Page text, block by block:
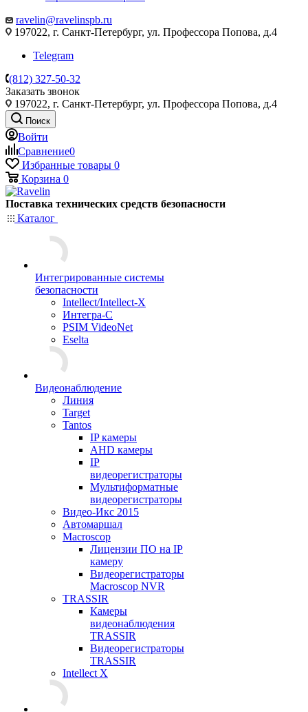
ravelin@ravelinspb.ru
197022, г. Санкт-Петербург, ул. Профессора Попова, д.4
Telegram
(812) 327-50-32
Заказать звонок
197022, г. Санкт-Петербург, ул. Профессора Попова, д.4
Поиск
Войти
Сравнение0
Избранные товары 0
Корзина 0
Поставка технических средств безопасности
Каталог
Интегрированные системы
безопасности
Intellect/Intellect-X
Интегра-С
PSIM VideoNet
Eselta
Видеонаблюдение
Линия
Target
Tantos
IP камеры
AHD камеры
IP
видеорегистраторы
Мультиформатные
видеорегистраторы
Видео-Икс 2015
Автомаршал
Macroscop
Лицензии ПО на IP
камеру
Видеорегистраторы
Macroscop NVR
TRASSIR
Камеры
видеонаблюдения
TRASSIR
Видеорегистраторы
TRASSIR
Intellect X